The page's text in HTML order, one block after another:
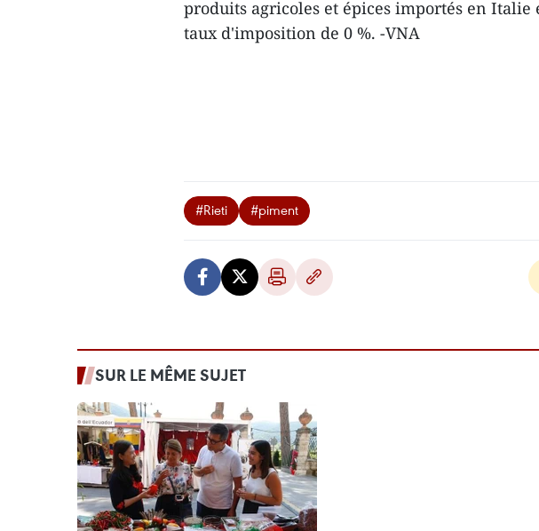
produits agricoles et épices importés en
taux d'imposition de 0 %. -VNA
#Rieti #piment
SUR LE MÊME SUJET